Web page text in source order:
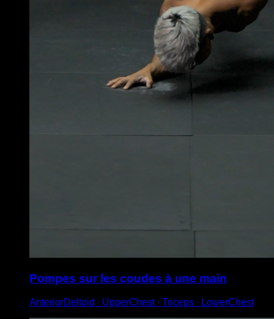
Pompes sur les coudes à une main
AnteriorDeltoid ∙ UpperChest ∙ Triceps ∙ LowerChest